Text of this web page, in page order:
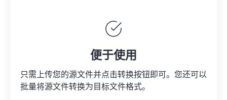
便于使用
只需上传您的源文件并点击转换按钮即可。您还可以
批量将源文件转换为目标文件格式。